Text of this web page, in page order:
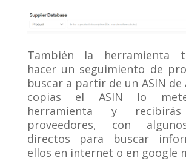
También la herramienta
hacer un seguimiento de
buscar a partir de un ASIN de
copias el ASIN lo
herramienta y
proveedores, con
directos para buscar
ellos en internet o en google